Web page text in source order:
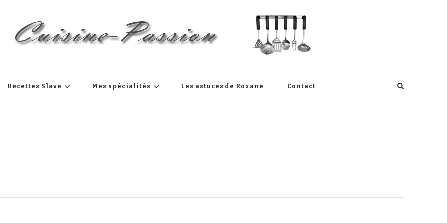
Recettes Slave Mes spécialités Les astuces de Roxane Contact